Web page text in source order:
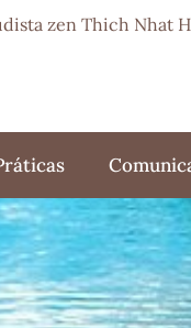
zen Thich Nhat